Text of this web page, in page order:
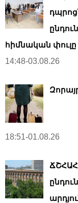
հիմնական փուլը
14:48-03.08.26
18:51-01.08.26